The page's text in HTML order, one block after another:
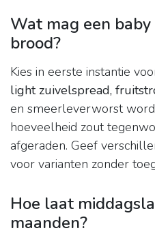
Wat mag een
brood?
Kies in eerste instantie
light zuivelspread,
en smeerleverworst
hoeveelheid zout
afgeraden. Geef
voor varianten zonder
Hoe laat
maanden?